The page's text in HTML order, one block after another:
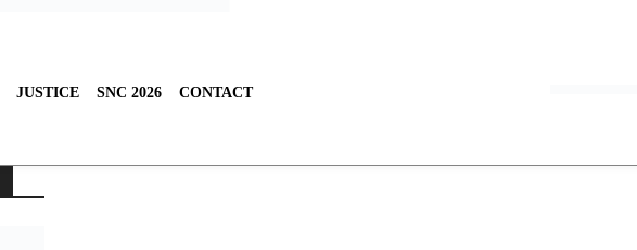
JUSTICE SNC 2026 CONTACT